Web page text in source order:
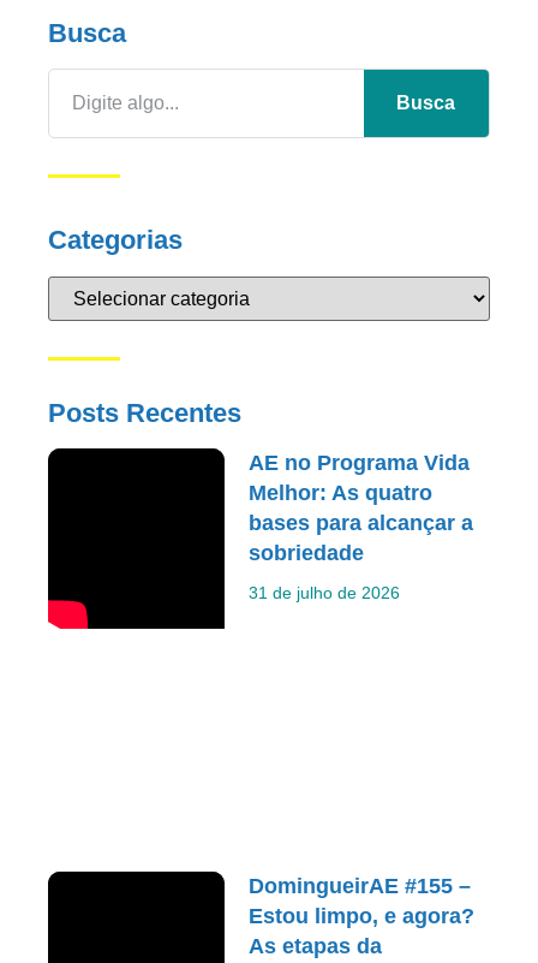
Busca
Busca
Categorias
Posts Recentes
AE no Programa Vida
Melhor: As quatro
bases para alcançar a
sobriedade
31 de julho de 2026
DomingueirAE #155 –
Estou limpo, e agora?
As etapas da